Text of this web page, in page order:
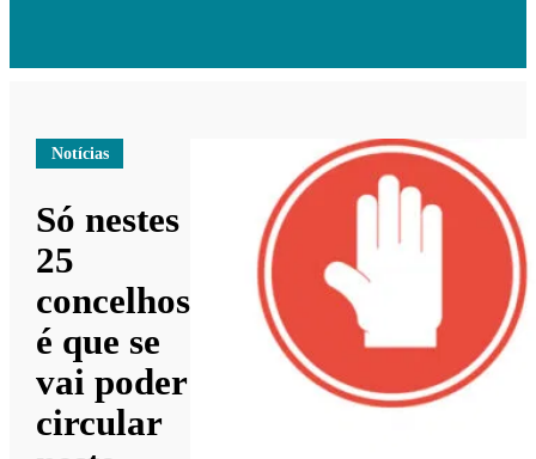
Notícias
Só nestes
25
concelhos
é que se
vai poder
circular